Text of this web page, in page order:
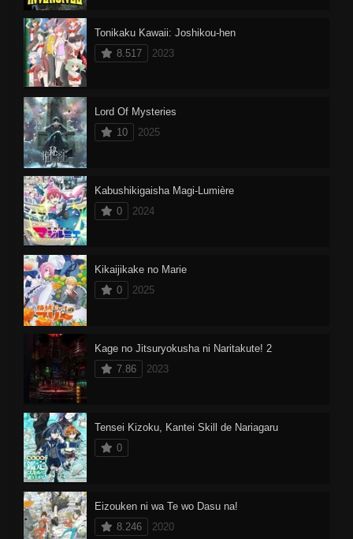
Tonikaku Kawaii: Joshikou-hen
8.517
2023
Lord Of Mysteries
10
2025
Kabushikigaisha Magi-Lumière
0
2024
Kikaijikake no Marie
0
2025
Kage no Jitsuryokusha ni Naritakute! 2
7.86
2023
Tensei Kizoku, Kantei Skill de Nariagaru
0
Eizouken ni wa Te wo Dasu na!
8.246
2020